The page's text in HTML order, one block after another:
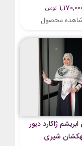
تومان
محصول
ژاکارد دیور
شیری